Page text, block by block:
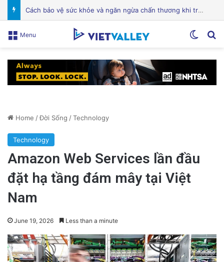
Điện Ảnh Bùng Nổ Cảm Xúc: Tại Sao Hollywood Đang Đón Nhận Tình Dục Một Cách Mạnh Mẽ?
Menu
Home /Đời Sống /Technology
Technology
Amazon Web Services lần đầu
đặt hạ tầng đám mây tại Việt
Nam
June 19, 2026 Less than a minute